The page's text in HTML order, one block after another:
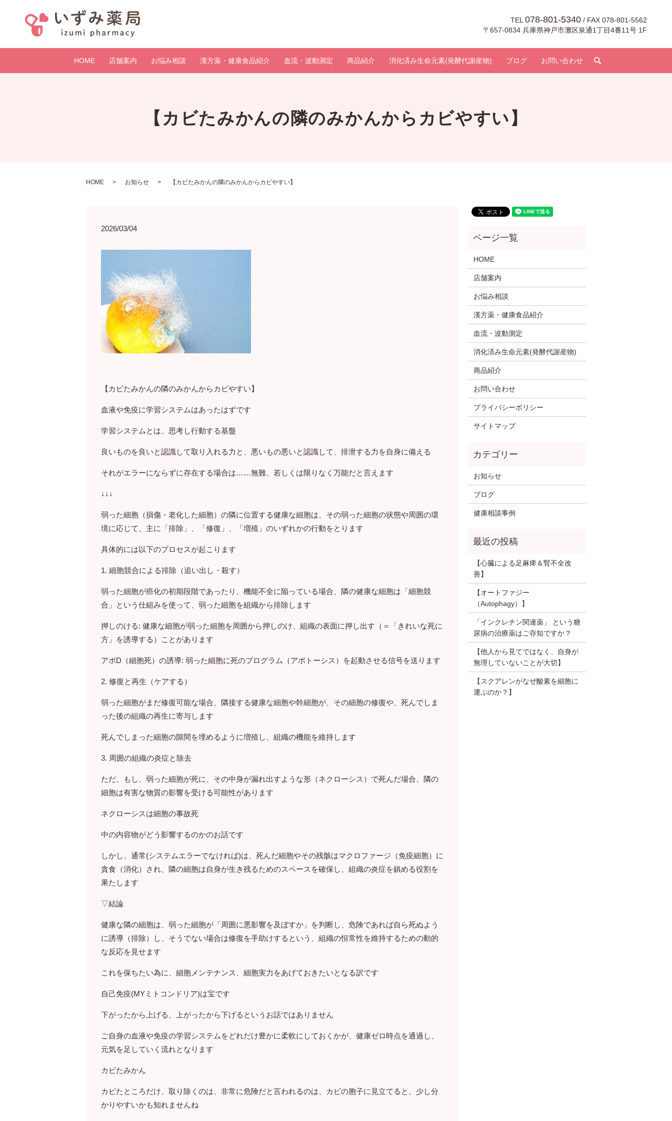
TEL 078-801-5340 / FAX 078-801-5562
〒657-0834 兵庫県神戸市灘区泉通1丁目4番11号 1F
HOME 店舗案内 お悩み相談 漢方薬・健康食品紹介 血流・波動測定 商品紹介 消化済み生命元素(発酵代謝産物) ブログ お問い合わせ
【カビたみかんの隣のみかんからカビやすい】
HOME お知らせ 【カビたみかんの隣のみかんからカビやすい】
2026/03/04
【カビたみかんの隣のみかんからカビやすい】
血液や免疫に学習システムはあったはずです
学習システムとは、思考し行動する基盤
良いものを良いと認識して取り入れる力と、悪いもの悪いと認識して、排泄する力を自身に備える
それがエラーにならずに存在する場合は……無難、若しくは限りなく万能だと言えます
↓↓↓
弱った細胞（損傷・老化した細胞）の隣に位置する健康な細胞は、その弱った細胞の状態や周囲の環
境に応じて、主に「排除」、「修復」、「増殖」のいずれかの行動をとります
具体的には以下のプロセスが起こります
1. 細胞競合による排除（追い出し・殺す）
弱った細胞が癌化の初期段階であったり、機能不全に陥っている場合、隣の健康な細胞は「細胞競
合」という仕組みを使って、弱った細胞を組織から排除します
押しのける: 健康な細胞が弱った細胞を周囲から押しのけ、組織の表面に押し出す（＝「きれいな死に
方」を誘導する）ことがあります
アポD（細胞死）の誘導: 弱った細胞に死のプログラム（アポトーシス）を起動させる信号を送ります
2. 修復と再生（ケアする）
弱った細胞がまだ修復可能な場合、隣接する健康な細胞や幹細胞が、その細胞の修復や、死んでしま
った後の組織の再生に寄与します
死んでしまった細胞の隙間を埋めるように増殖し、組織の機能を維持します
3. 周囲の組織の炎症と除去
ただ、もし、弱った細胞が死に、その中身が漏れ出すような形（ネクローシス）で死んだ場合、隣の
細胞は有害な物質の影響を受ける可能性があります
ネクローシスは細胞の事故死
中の内容物がどう影響するのかのお話です
しかし、通常(システムエラーでなければ)は、死んだ細胞やその残骸はマクロファージ（免疫細胞）に
貪食（消化）され、隣の細胞は自身が生き残るためのスペースを確保し、組織の炎症を鎮める役割を
果たします
▽結論
健康な隣の細胞は、弱った細胞が「周囲に悪影響を及ぼすか」を判断し、危険であれば自ら死ぬよう
に誘導（排除）し、そうでない場合は修復を手助けするという、組織の恒常性を維持するための動的
な反応を見せます
これを保ちたい為に、細胞メンテナンス、細胞実力をあげておきたいとなる訳です
自己免疫(MYミトコンドリア)は宝です
下がったから上げる、上がったから下げるというお話ではありません
ご自身の血液や免疫の学習システムをどれだけ豊かに柔軟にしておくかが、健康ゼロ時点を通過し、
元気を足していく流れとなります
カビたみかん
カビたところだけ、取り除くのは、非常に危険だと言われるのは、カビの胞子に見立てると、少し分
かりやすいかも知れませんね
HOME
店舗案内
お悩み相談
漢方薬・健康食品紹介
血流・波動測定
消化済み生命元素(発酵代謝産物)
商品紹介
お問い合わせ
プライバシーポリシー
サイトマップ
お知らせ
ブログ
健康相談事例
【心臓による足麻痺＆腎不全改
善】
【オートファジー
（Autophagy）】
「インクレチン関連薬」 という糖
尿病の治療薬はご存知ですか？
【他人から見てではなく、自身が
無理していないことが大切】
【スクアレンがなぜ酸素を細胞に
運ぶのか？】